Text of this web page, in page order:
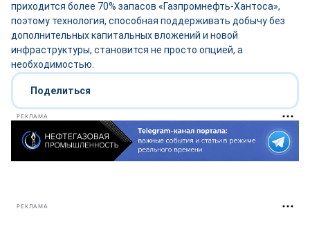
приходится более 70% запасов «Газпромнефть-Хантоса»,
поэтому технология, способная поддерживать добычу без
дополнительных капитальных вложений и новой
инфраструктуры, становится не просто опцией, а
необходимостью.
Поделиться
РЕКЛАМА
РЕКЛАМА